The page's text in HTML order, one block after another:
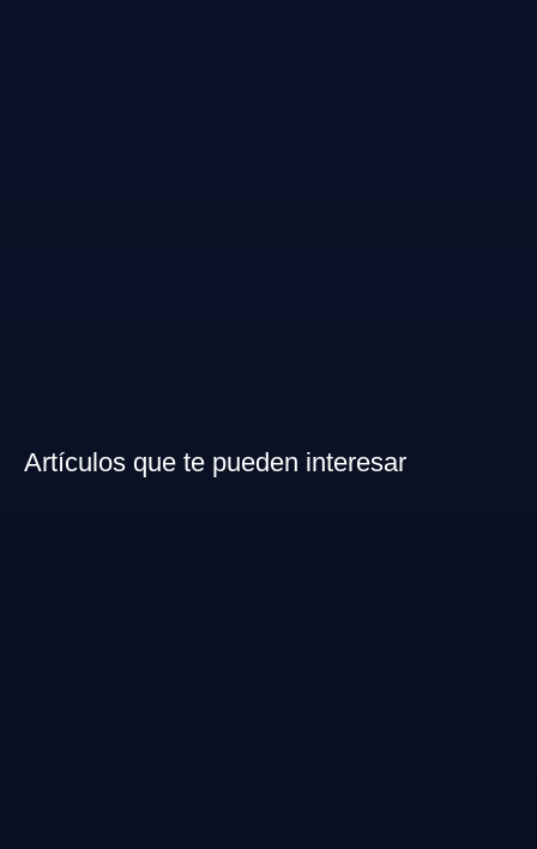
Artículos que te pueden interesar